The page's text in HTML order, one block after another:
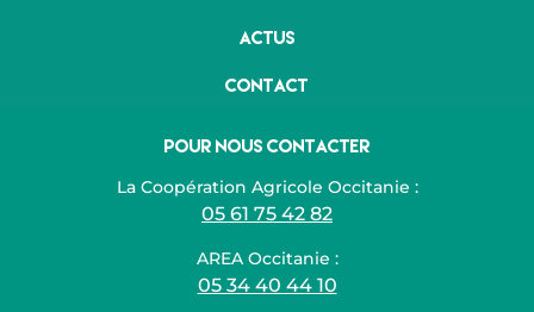
Actus
Contact
Pour nous contacter
La Coopération Agricole Occitanie :
05 61 75 42 82
AREA Occitanie :
05 34 40 44 10